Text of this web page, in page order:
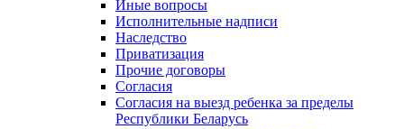
Иные вопросы
Исполнительные надписи
Наследство
Приватизация
Прочие договоры
Согласия
Согласия на выезд ребенка за пределы
Республики Беларусь